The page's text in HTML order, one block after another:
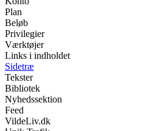
Plan
Beløb
Privilegier
Værktøjer
Links i indholdet
Sidetræ
Tekster
Bibliotek
Nyhedssektion
Feed
VildeLiv.dk